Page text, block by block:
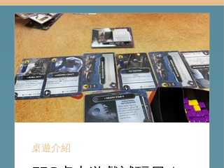
桌遊介紹